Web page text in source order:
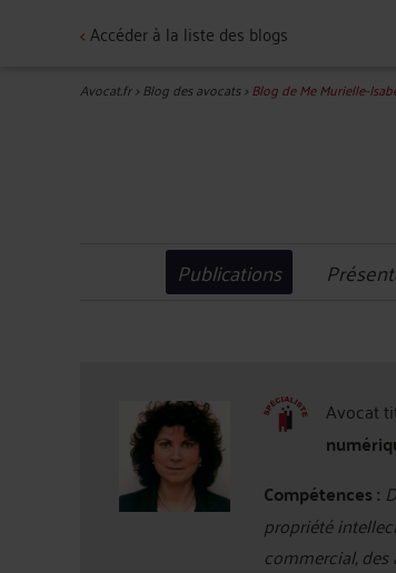
<Accéder à la liste des blogs
Avocat.fr>Blog des avocats>Blog de Me Murielle-
Publications
Avocat
Compétences :
propriété
commercial,